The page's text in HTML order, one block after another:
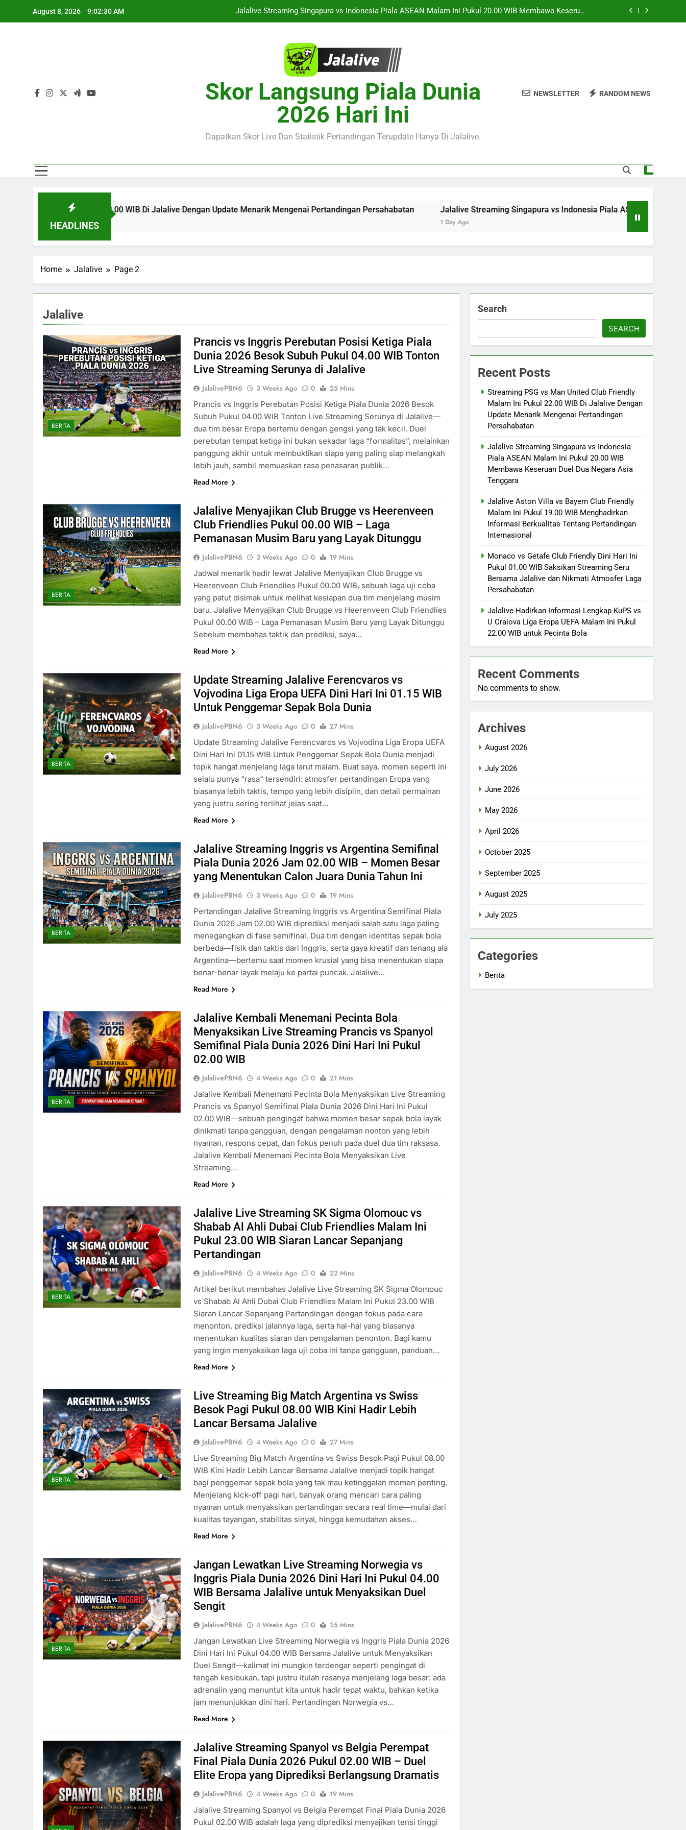
August 8, 2026 9:02:31 AM
Jalalive Streaming Singapura vs Indonesia Piala ASEAN Malam Ini Pukul 20.00 WIB Membawa Keseruan
Monaco vs Getafe Club Friendly Dini Hari Ini Pukul 01.00 WIB Saksikan Streaming Seru Bersama Jalalive dan
Streaming PSG vs Man United Club Friendly Malam Ini Pukul 22.00 WIB Di Jalalive Dengan Update Menarik
Mengenai Pertandingan Persahabatan
Jalalive Streaming Singapura vs Indonesia Piala ASEAN Malam Ini Pukul 20.00 WIB Membawa Keseruan
Jalalive Aston Villa vs Bayern Club Friendly Malam Ini Pukul 19.00 WIB Menghadirkan Informasi Berkualitas
Tentang Pertandingan Internasional
Skor Langsung Piala Dunia
2026 Hari Ini
Dapatkan Skor Live Dan Statistik Pertandingan Terupdate Hanya Di Jalalive.
NEWSLETTER RANDOM NEWS
HEADLINES
Ini Pukul 22.00 WIB Di Jalalive Dengan Update Menarik Mengenai Pertandingan Persahabatan Jalalive Streaming Singapura vs Indonesia Piala ASEAN Malam Ini Pukul 20.00
Home Jalalive Page 2
Jalalive
BERITA
Prancis vs Inggris Perebutan Posisi Ketiga Piala
Dunia 2026 Besok Subuh Pukul 04.00 WIB Tonton
Live Streaming Serunya di Jalalive
JalalivePBN6 3 Weeks Ago 0
25 Mins
Prancis vs Inggris Perebutan Posisi Ketiga Piala Dunia 2026 Besok
Subuh Pukul 04.00 WIB Tonton Live Streaming Serunya di Jalalive—
dua tim besar Eropa bertemu dengan gengsi yang tak kecil. Duel
perebutan tempat ketiga ini bukan sekadar laga “formalitas”, melainkan
panggung akhir untuk membuktikan siapa yang paling siap melangkah
lebih jauh, sambil memuaskan rasa penasaran publik…
Read More
BERITA
Jalalive Menyajikan Club Brugge vs Heerenveen
Club Friendlies Pukul 00.00 WIB – Laga
Pemanasan Musim Baru yang Layak Ditunggu
JalalivePBN6 3 Weeks Ago 0
19 Mins
Jadwal menarik hadir lewat Jalalive Menyajikan Club Brugge vs
Heerenveen Club Friendlies Pukul 00.00 WIB, sebuah laga uji coba
yang patut disimak untuk melihat kesiapan dua tim menjelang musim
baru. Jalalive Menyajikan Club Brugge vs Heerenveen Club Friendlies
Pukul 00.00 WIB – Laga Pemanasan Musim Baru yang Layak Ditunggu
Sebelum membahas taktik dan prediksi, saya…
Read More
BERITA
Update Streaming Jalalive Ferencvaros vs
Vojvodina Liga Eropa UEFA Dini Hari Ini 01.15 WIB
Untuk Penggemar Sepak Bola Dunia
JalalivePBN6 3 Weeks Ago 0
27 Mins
Update Streaming Jalalive Ferencvaros vs Vojvodina Liga Eropa UEFA
Dini Hari Ini 01.15 WIB Untuk Penggemar Sepak Bola Dunia menjadi
topik hangat menjelang laga larut malam. Buat saya, momen seperti ini
selalu punya “rasa” tersendiri: atmosfer pertandingan Eropa yang
biasanya lebih taktis, tempo yang lebih disiplin, dan detail permainan
yang justru sering terlihat jelas saat…
Read More
BERITA
Jalalive Streaming Inggris vs Argentina Semifinal
Piala Dunia 2026 Jam 02.00 WIB – Momen Besar
yang Menentukan Calon Juara Dunia Tahun Ini
JalalivePBN6 3 Weeks Ago 0
19 Mins
Pertandingan Jalalive Streaming Inggris vs Argentina Semifinal Piala
Dunia 2026 Jam 02.00 WIB diprediksi menjadi salah satu laga paling
menegangkan di fase semifinal. Dua tim dengan identitas sepak bola
berbeda—fisik dan taktis dari Inggris, serta gaya kreatif dan tenang ala
Argentina—bertemu saat momen krusial yang bisa menentukan siapa
benar-benar layak melaju ke partai puncak. Jalalive…
Read More
BERITA
Jalalive Kembali Menemani Pecinta Bola
Menyaksikan Live Streaming Prancis vs Spanyol
Semifinal Piala Dunia 2026 Dini Hari Ini Pukul
02.00 WIB
JalalivePBN6 4 Weeks Ago 0
21 Mins
Jalalive Kembali Menemani Pecinta Bola Menyaksikan Live Streaming
Prancis vs Spanyol Semifinal Piala Dunia 2026 Dini Hari Ini Pukul
02.00 WIB—sebuah pengingat bahwa momen besar sepak bola layak
dinikmati tanpa gangguan, dengan pengalaman nonton yang lebih
nyaman, respons cepat, dan fokus penuh pada duel dua tim raksasa.
Jalalive Kembali Menemani Pecinta Bola Menyaksikan Live
Streaming…
Read More
BERITA
Jalalive Live Streaming SK Sigma Olomouc vs
Shabab Al Ahli Dubai Club Friendlies Malam Ini
Pukul 23.00 WIB Siaran Lancar Sepanjang
Pertandingan
JalalivePBN6 4 Weeks Ago 0
22 Mins
Artikel berikut membahas Jalalive Live Streaming SK Sigma Olomouc
vs Shabab Al Ahli Dubai Club Friendlies Malam Ini Pukul 23.00 WIB
Siaran Lancar Sepanjang Pertandingan dengan fokus pada cara
menonton, prediksi jalannya laga, serta hal-hal yang biasanya
menentukan kualitas siaran dan pengalaman penonton. Bagi kamu
yang ingin menyaksikan laga uji coba ini tanpa gangguan, panduan…
Read More
BERITA
Live Streaming Big Match Argentina vs Swiss
Besok Pagi Pukul 08.00 WIB Kini Hadir Lebih
Lancar Bersama Jalalive
JalalivePBN6 4 Weeks Ago 0
27 Mins
Live Streaming Big Match Argentina vs Swiss Besok Pagi Pukul 08.00
WIB Kini Hadir Lebih Lancar Bersama Jalalive menjadi topik hangat
bagi penggemar sepak bola yang tak mau ketinggalan momen penting.
Menjelang kick-off pagi hari, banyak orang mencari cara paling
nyaman untuk menyaksikan pertandingan secara real time—mulai dari
kualitas tayangan, stabilitas sinyal, hingga kemudahan akses…
Read More
BERITA
Jangan Lewatkan Live Streaming Norwegia vs
Inggris Piala Dunia 2026 Dini Hari Ini Pukul 04.00
WIB Bersama Jalalive untuk Menyaksikan Duel
Sengit
JalalivePBN6 4 Weeks Ago 0
25 Mins
Jangan Lewatkan Live Streaming Norwegia vs Inggris Piala Dunia 2026
Dini Hari Ini Pukul 04.00 WIB Bersama Jalalive untuk Menyaksikan
Duel Sengit—kalimat ini mungkin terdengar seperti pengingat di
tengah kesibukan, tapi justru itulah rasanya menjelang laga besar: ada
adrenalin yang menuntut kita untuk hadir tepat waktu, bahkan ketika
jam menunjukkan dini hari. Pertandingan Norwegia vs…
Read More
Jalalive Streaming Spanyol vs Belgia Perempat
Final Piala Dunia 2026 Pukul 02.00 WIB – Duel
Elite Eropa yang Diprediksi Berlangsung Dramatis
JalalivePBN6 4 Weeks Ago 0
19 Mins
Jalalive Streaming Spanyol vs Belgia Perempat Final Piala Dunia 2026
Pukul 02.00 WIB adalah laga yang diprediksi menyajikan tensi tinggi
Search
SEARCH
Recent Posts
Streaming PSG vs Man United Club Friendly
Malam Ini Pukul 22.00 WIB Di Jalalive Dengan
Update Menarik Mengenai Pertandingan
Persahabatan
Jalalive Streaming Singapura vs Indonesia
Piala ASEAN Malam Ini Pukul 20.00 WIB
Membawa Keseruan Duel Dua Negara Asia
Tenggara
Jalalive Aston Villa vs Bayern Club Friendly
Malam Ini Pukul 19.00 WIB Menghadirkan
Informasi Berkualitas Tentang Pertandingan
Internasional
Monaco vs Getafe Club Friendly Dini Hari Ini
Pukul 01.00 WIB Saksikan Streaming Seru
Bersama Jalalive dan Nikmati Atmosfer Laga
Persahabatan
Jalalive Hadirkan Informasi Lengkap KuPS vs
U Craiova Liga Eropa UEFA Malam Ini Pukul
22.00 WIB untuk Pecinta Bola
Recent Comments
No comments to show.
Archives
August 2026
July 2026
June 2026
May 2026
April 2026
October 2025
September 2025
August 2025
July 2025
Categories
Berita